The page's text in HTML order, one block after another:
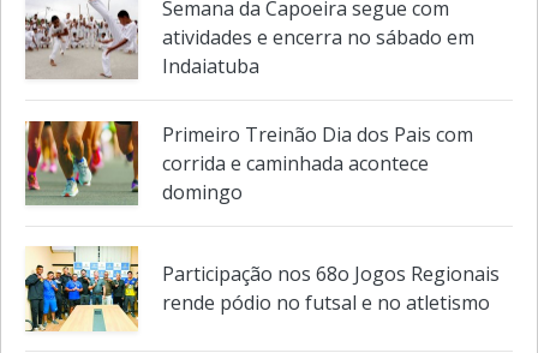
Semana da Capoeira segue com
atividades e encerra no sábado em
Indaiatuba
Primeiro Treinão Dia dos Pais com
corrida e caminhada acontece
domingo
Participação nos 68o Jogos Regionais
rende pódio no futsal e no atletismo